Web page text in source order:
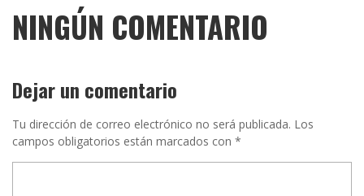
NINGÚN COMENTARIO
Dejar un comentario
Tu dirección de correo electrónico no será publicada. Los
campos obligatorios están marcados con *